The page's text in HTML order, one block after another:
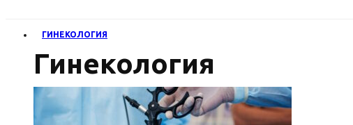
ГИНЕКОЛОГИЯ
Гинекология